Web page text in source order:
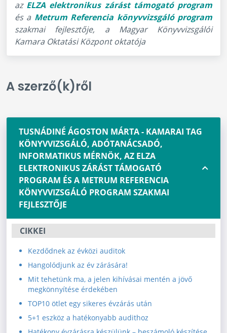
az ELZA elektronikus zárást támogató program
és a Metrum Referencia könyvvizsgáló program
szakmai fejlesztője, a Magyar Könyvvizsgálói
Kamara Oktatási Központ oktatója
A szerző(k)ről
TUSNÁDINÉ ÁGOSTON MÁRTA - KAMARAI TAG
KÖNYVVIZSGÁLÓ, ADÓTANÁCSADÓ,
INFORMATIKUS MÉRNÖK, AZ ELZA
ELEKTRONIKUS ZÁRÁST TÁMOGATÓ
PROGRAM ÉS A METRUM REFERENCIA
KÖNYVVIZSGÁLÓ PROGRAM SZAKMAI
FEJLESZTŐJE
CIKKEI
Kezdődnek az évközi auditok
Hangolódjunk az év zárására!
Mit tehetünk ma, a jelen kihívásai mentén a jövő
megkönnyítése érdekében
TOP10 ötlet egy sikeres évzárás után
5+1 eszköz a hatékonyabb audithoz